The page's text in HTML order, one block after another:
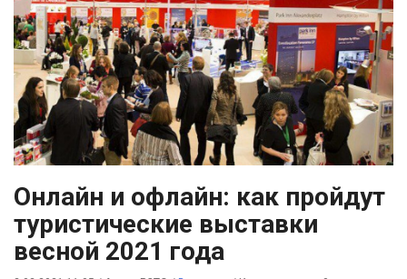
Онлайн и офлайн: как пройдут
туристические выставки
весной 2021 года